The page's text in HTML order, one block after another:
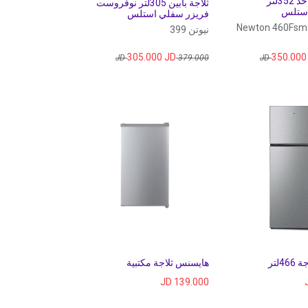
Newton
350.000
ثلاجة بابين 305لتر نوفروست
فريزر سفلي استلس
نيوتن 399
379.000
JD
305.000 JD
هايسنس ثلاجة مكتبية
139.000